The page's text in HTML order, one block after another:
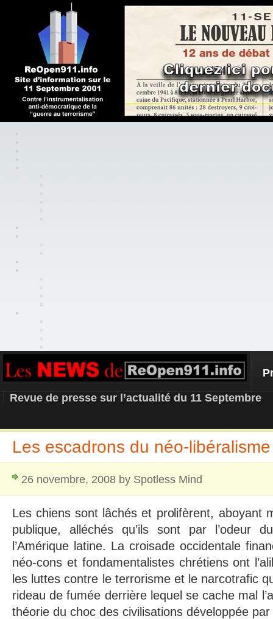
REOPEN911 – NEWS
Revue de presse sur l’actualité du 11 Septembre
Les escadrons du néo-libéralisme
26 novembre, 2008 by Spotless Mind
Les chiens sont lâchés et prolifèrent, aboyant
publique, alléchés qu’ils sont par l’odeur
l’Amérique latine. La croisade occidentale
néo-cons et fondamentalistes chrétiens ont
les luttes contre le terrorisme et le narcotrafic
rideau de fumée derrière lequel se cache mal
théorie du choc des civilisations développée